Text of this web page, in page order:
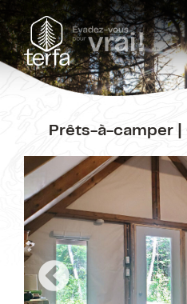
Prêts-à-camper |